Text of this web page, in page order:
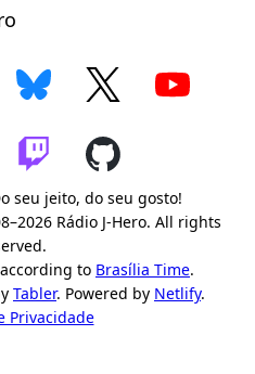
seu jeito, do seu gosto!
Rádio J-Hero. All rights
to Brasília Time.
Tabler. Powered by Netlify.
Privacidade